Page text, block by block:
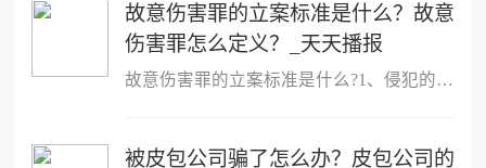
故意伤害罪的立案标准是什么？故意
伤害罪怎么定义？_天天播报
故意伤害罪的立案标准是什么?1、侵犯的客体是他人的身体健康权;2、
被皮包公司骗了怎么办？皮包公司的